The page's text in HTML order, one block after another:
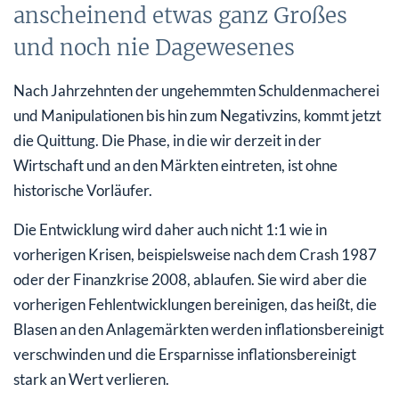
anscheinend etwas ganz Großes
und noch nie Dagewesenes
Nach Jahrzehnten der ungehemmten Schuldenmacherei
und Manipulationen bis hin zum Negativzins, kommt jetzt
die Quittung. Die Phase, in die wir derzeit in der
Wirtschaft und an den Märkten eintreten, ist ohne
historische Vorläufer.
Die Entwicklung wird daher auch nicht 1:1 wie in
vorherigen Krisen, beispielsweise nach dem Crash 1987
oder der Finanzkrise 2008, ablaufen. Sie wird aber die
vorherigen Fehlentwicklungen bereinigen, das heißt, die
Blasen an den Anlagemärkten werden inflationsbereinigt
verschwinden und die Ersparnisse inflationsbereinigt
stark an Wert verlieren.